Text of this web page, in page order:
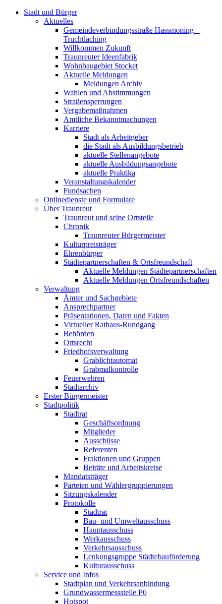
Stadt und Bürger
Aktuelles
Gemeindeverbindungsstraße Hassmoning –
Truchtlaching
Willkommen Zukunft
Traunreuter Ideenfabrik
Wohnbaugebiet Stocket
Aktuelle Meldungen
Meldungen Archiv
Wahlen und Abstimmungen
Straßensperrungen
Vergabemaßnahmen
Amtliche Bekanntmachungen
Karriere
Stadt als Arbeitgeber
die Stadt als Ausbildungsbetrieb
aktuelle Stellenangebote
aktuelle Ausbildungsangebote
aktuelle Praktika
Veranstaltungskalender
Fundsachen
Onlinedienste und Formulare
Über Traunreut
Traunreut und seine Ortsteile
Chronik
Traunreuter Bürgermeister
Kulturpreisträger
Ehrenbürger
Städtepartnerschaften & Ortsfreundschaft
Aktuelle Meldungen Städtepartnerschaften
Aktuelle Meldungen Ortsfreundschaften
Verwaltung
Ämter und Sachgebiete
Ansprechpartner
Präsentationen, Daten und Fakten
Virtueller Rathaus-Rundgang
Behörden
Ortsrecht
Friedhofsverwaltung
Grablichtautomat
Grabmalkontrolle
Feuerwehren
Stadtarchiv
Erster Bürgermeister
Stadtpolitik
Stadtrat
Geschäftsordnung
Mitglieder
Ausschüsse
Referenten
Fraktionen und Gruppen
Beiräte und Arbeitskreise
Mandatsträger
Parteien und Wählergruppierungen
Sitzungskalender
Protokolle
Stadtrat
Bau- und Umweltausschuss
Hauptausschuss
Werkausschuss
Verkehrsausschuss
Lenkungsgruppe Städtebauförderung
Kulturausschuss
Service und Infos
Stadtplan und Verkehrsanbindung
Grundwassermessstelle P6
Hotspot